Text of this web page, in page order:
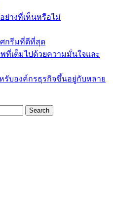
ย่างที่เห็นหรือไม่
ศกรีมที่ดีที่สุด
เต็มไปด้วยความมั่นใจและ
หรับองค์กรธุรกิจขึ้นอยู่กับหลาย